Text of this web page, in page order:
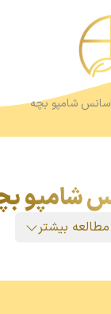
اسانس شامپو بچه
شامپو
مطالعه بیشتر